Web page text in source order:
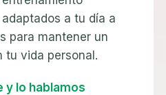
a tu día a
para mantener un
tu vida personal.
y lo hablamos